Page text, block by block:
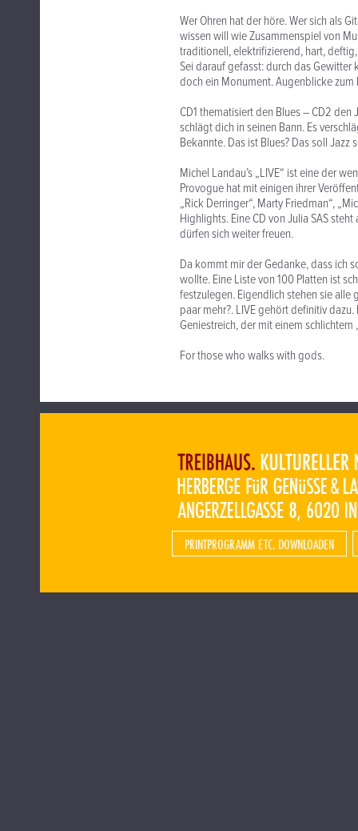
Wer Ohren hat der höre. Wer sich als
wissen will wie Zusammenspiel von
traditionell, elektrifizierend, hart,
Sei darauf gefasst: durch das Gewitter
doch ein Monument. Augenblicke
CD1 thematisiert den Blues – CD2
schlägt dich in seinen Bann. Es
Bekannte. Das ist Blues? Das soll
Michel Landau’s „LIVE“ ist eine der
Provogue hat mit einigen ihrer
„Rick Derringer“, Marty Friedman“,
Highlights. Eine CD von Julia SAS
dürfen sich weiter freuen.
Da kommt mir der Gedanke, dass ich
wollte. Eine Liste von 100 Platten ist
festzulegen. Eigendlich stehen sie alle
paar mehr?. LIVE gehört definitiv
Geniestreich, der mit einem schlichtem
For those who walks with gods.
PRINTPROGRAMM ETC. DOWNLOADEN